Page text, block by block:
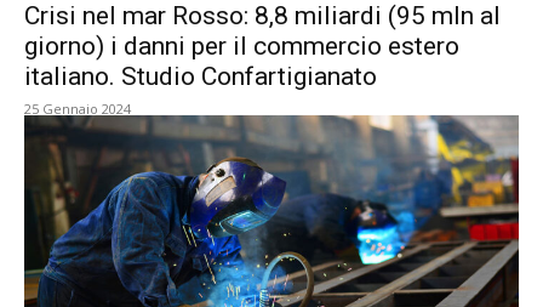
Crisi nel mar Rosso: 8,8 miliardi (95 mln al
giorno) i danni per il commercio estero
italiano. Studio Confartigianato
25 Gennaio 2024